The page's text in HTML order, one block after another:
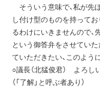
そういう意味で、私が先
し付け型のものを持って
るわけにいきませんので、
という御答弁をさせてい
ていただきたい、このよう
○議長（北猛俊君） よろし
（「了解」と呼ぶ者あり）